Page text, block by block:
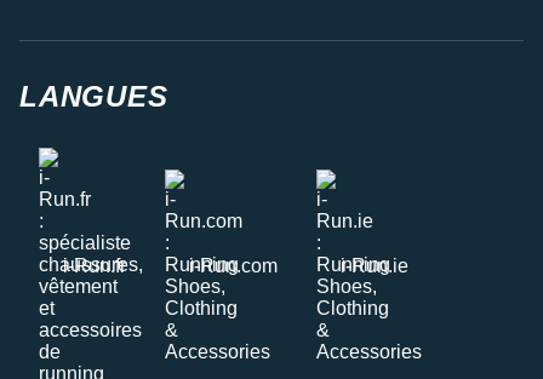
LANGUES
i-Run.fr i-Run.com i-Run.ie